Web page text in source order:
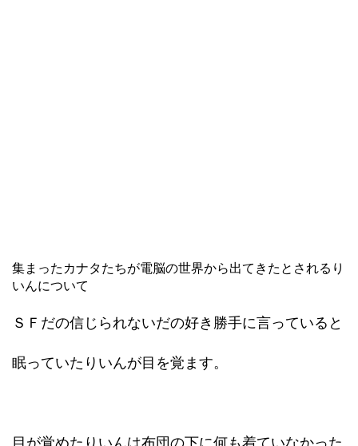
集まったカナタたちが電脳の世界から出てきたとされるり
いんについて
ＳＦだの信じられないだの好き勝手に言っていると
眠っていたりいんが目を覚ます。
目が覚めたりいんは布団の下に何も着ていなかった